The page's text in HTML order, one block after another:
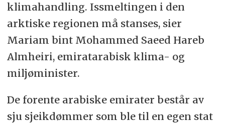
klimahandling. Issmeltingen i den
arktiske regionen må stanses, sier
Mariam bint Mohammed Saeed Hareb
Almheiri, emiratarabisk klima- og
miljøminister.
De forente arabiske emirater består av
sju sjeikdømmer som ble til en egen stat